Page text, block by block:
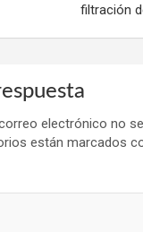
filtración
electrónico no
están marcados